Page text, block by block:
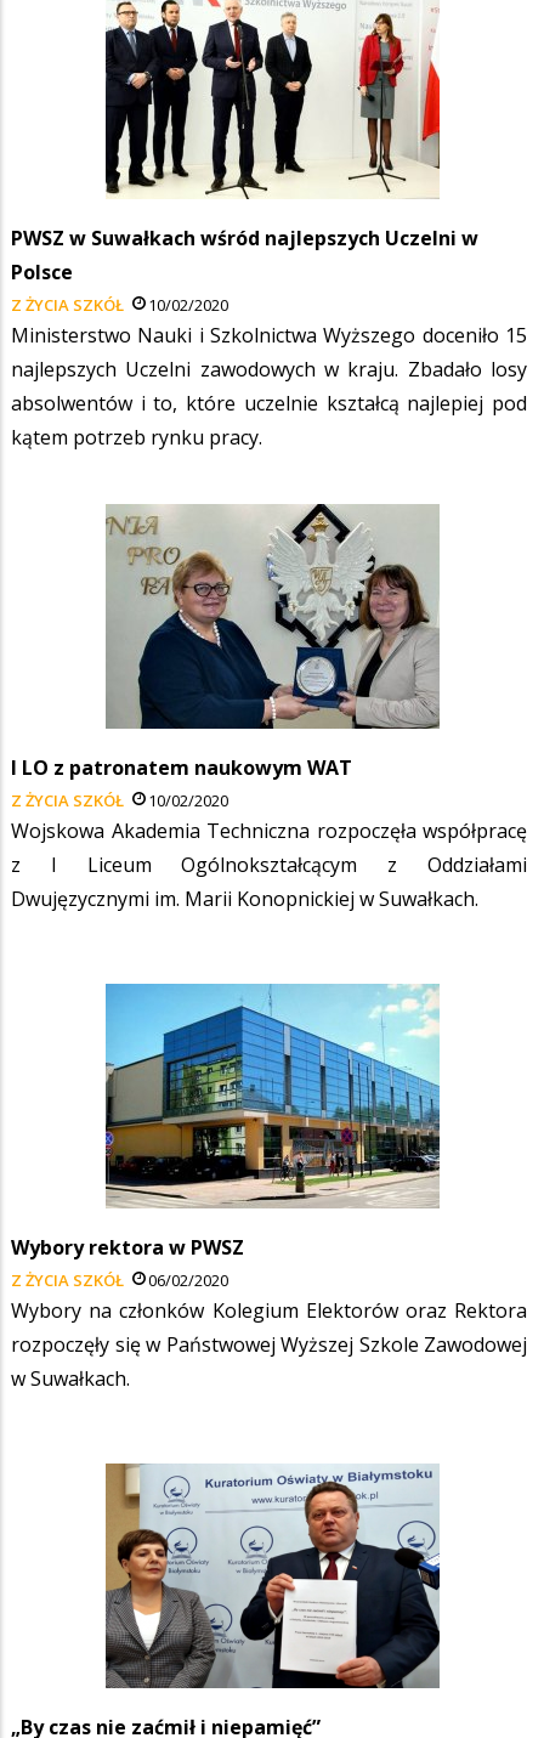
PWSZ w Suwałkach wśród najlepszych Uczelni w
Polsce
Z ŻYCIA SZKÓŁ 10/02/2020
Ministerstwo Nauki i Szkolnictwa Wyższego doceniło 15
najlepszych Uczelni zawodowych w kraju. Zbadało losy
absolwentów i to, które uczelnie kształcą najlepiej pod
kątem potrzeb rynku pracy.
I LO z patronatem naukowym WAT
Z ŻYCIA SZKÓŁ 10/02/2020
Wojskowa Akademia Techniczna rozpoczęła współpracę
z I Liceum Ogólnokształcącym z Oddziałami
Dwujęzycznymi im. Marii Konopnickiej w Suwałkach.
Wybory rektora w PWSZ
Z ŻYCIA SZKÓŁ 06/02/2020
Wybory na członków Kolegium Elektorów oraz Rektora
rozpoczęły się w Państwowej Wyższej Szkole Zawodowej
w Suwałkach.
„By czas nie zaćmił i niepamięć”